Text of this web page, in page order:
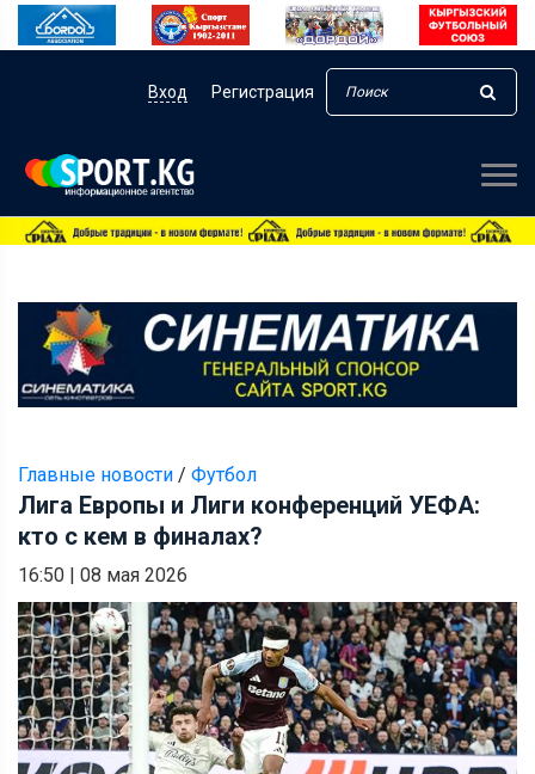
Вход Регистрация
Главные новости / Футбол
Лига Европы и Лиги конференций УЕФА:
кто с кем в финалах?
16:50 | 08 мая 2026